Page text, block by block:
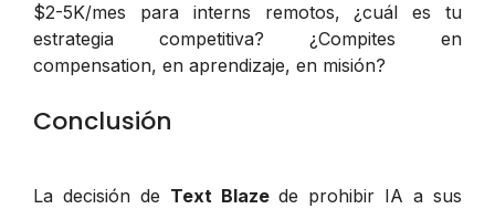
$2-5K/mes para interns remotos, ¿cuál es tu
estrategia competitiva? ¿Compites en
compensation, en aprendizaje, en misión?
Conclusión
La decisión de Text Blazede prohibir IA a sus